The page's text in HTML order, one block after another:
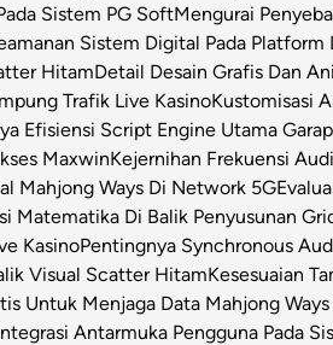
Sistem PG SoftMengurai
Sistem Digital Pada Platform
HitamDetail Desain Grafis Dan
Trafik Live KasinoKustomisasi
Efisiensi Script Engine Utama
MaxwinKejernihan Frekuensi
Mahjong Ways Di Network 5G
Matematika Di Balik Penyusunan
KasinoPentingnya Synchronous
Visual Scatter HitamKesesuaian
Untuk Menjaga Data Mahjong Ways
Antarmuka Pengguna Pada